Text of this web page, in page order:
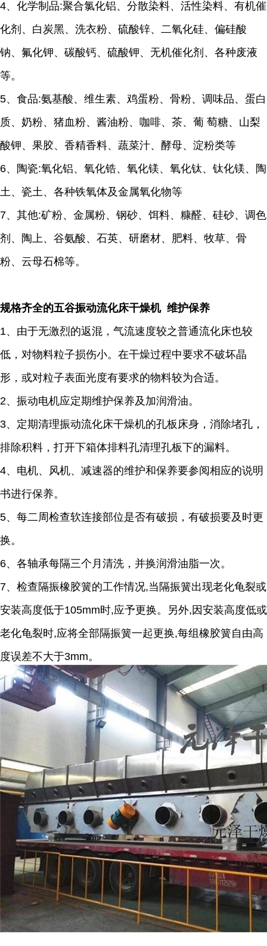
4、化学制品:聚合氯化铝、分散染料、活性染料、有机催
化剂、白炭黑、洗衣粉、硫酸锌、二氧化硅、偏硅酸
钠、氟化钾、碳酸钙、硫酸钾、无机催化剂、各种废液
等。
5、食品:氨基酸、维生素、鸡蛋粉、骨粉、调味品、蛋白
质、奶粉、猪血粉、酱油粉、咖啡、茶、葡 萄糖、山梨
酸钾、果胶、香精香料、蔬菜汁、酵母、淀粉类等
6、陶瓷:氧化铝、氧化锆、氧化镁、氧化钛、钛化镁、陶
土、瓷土、各种铁氧体及金属氧化物等
7、其他:矿粉、金属粉、钢砂、饵料、糠醛、硅砂、调色
剂、陶上、谷氨酸、石英、研磨材、肥料、牧草、骨
粉、云母石棉等。
规格齐全的五谷振动流化床干燥机 维护保养
1、由于无激烈的返混，气流速度较之普通流化床也较
低，对物料粒子损伤小。在干燥过程中要求不破坏晶
形，或对粒子表面光度有要求的物料较为合适。
2、振动电机应定期维护保养及加润滑油。
3、定期清理振动流化床干燥机的孔板床身，消除堵孔，
排除积料，打开下箱体排料孔清理孔板下的漏料。
4、电机、风机、减速器的维护和保养要参阅相应的说明
书进行保养。
5、每二周检查软连接部位是否有破损，有破损要及时更
换。
6、各轴承每隔三个月清洗，并换润滑油脂一次。
7、检查隔振橡胶簧的工作情况,当隔振簧出现老化龟裂或
安装高度低于105mm时,应予更换。另外,因安装高度低或
老化龟裂时,应将全部隔振簧一起更换,每组橡胶簧自由高
度误差不大于3mm。